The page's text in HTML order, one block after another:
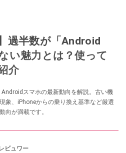
過半数が「Android
い魅力とは？使って
介
スマホの最新動向を解説。古い機
象、iPhoneからの乗り換え基準など厳選
向が満載です。
ビュワー